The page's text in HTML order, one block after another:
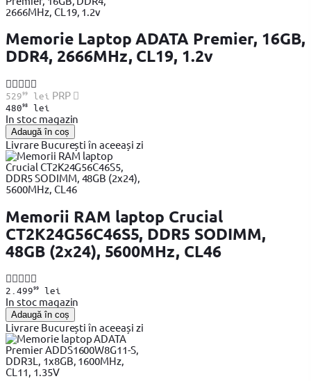
Memorie Laptop ADATA Premier, 16GB,
DDR4, 2666MHz, CL19, 1.2v
52999lei PRP
48098lei
In stoc magazin
Adaugă în coș
Livrare București în aceeași zi
Memorii RAM laptop Crucial
CT2K24G56C46S5, DDR5 SODIMM,
48GB (2x24), 5600MHz, CL46
2.49999lei
In stoc magazin
Adaugă în coș
Livrare București în aceeași zi